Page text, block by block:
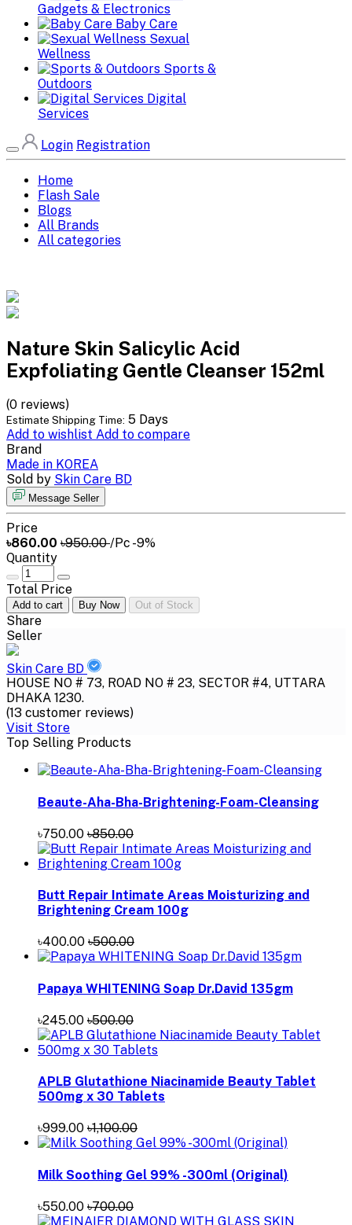
Gadgets & Electronics
Baby Care
Sexual
Wellness
Sports &
Outdoors
Digital
Services
Login Registration
Home
Flash Sale
Blogs
All Brands
All categories
Nature Skin Salicylic Acid
Expfoliating Gentle Cleanser 152ml
(0 reviews)
Estimate Shipping Time: 5 Days
Add to wishlist Add to compare
Brand
Made in KOREA
Sold by Skin Care BD
Message Seller
Price
৳860.00 ৳950.00/Pc -9%
Quantity
Total Price
Add to cart Buy Now Out of Stock
Share
Seller
Skin Care BD
HOUSE NO # 73, ROAD NO # 23, SECTOR #4, UTTARA
DHAKA 1230.
(13 customer reviews)
Visit Store
Top Selling Products
Beaute-Aha-Bha-Brightening-Foam-Cleansing
৳750.00 ৳850.00
Butt Repair Intimate Areas Moisturizing and
Brightening Cream 100g
৳400.00 ৳500.00
Papaya WHITENING Soap Dr.David 135gm
৳245.00 ৳500.00
APLB Glutathione Niacinamide Beauty Tablet
500mg x 30 Tablets
৳999.00 ৳1,100.00
Milk Soothing Gel 99% -300ml (Original)
৳550.00 ৳700.00